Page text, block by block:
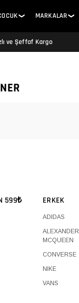
❯ MARKALAR ❯
ve Şeffaf Kargo
599₺ ERKEK
ADIDAS
ALEXANDER
MCQUEEN
CONVERSE
NIKE
VANS